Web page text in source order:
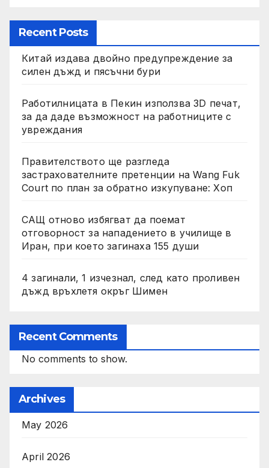
Recent Posts
Китай издава двойно предупреждение за
силен дъжд и пясъчни бури
Работилницата в Пекин използва 3D печат,
за да даде възможност на работниците с
увреждания
Правителството ще разгледа
застрахователните претенции на Wang Fuk
Court по план за обратно изкупуване: Хоп
САЩ отново избягват да поемат
отговорност за нападението в училище в
Иран, при което загинаха 155 души
4 загинали, 1 изчезнал, след като проливен
дъжд връхлетя окръг Шимен
Recent Comments
No comments to show.
Archives
May 2026
April 2026